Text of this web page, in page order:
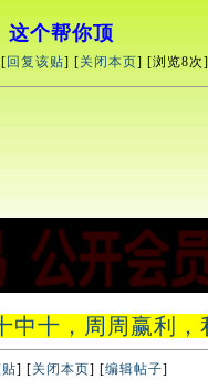
这个帮你顶
回复该贴] [关闭本页] [浏览8次]
中十，周周赢利
] [关闭本页] [编辑帖子]